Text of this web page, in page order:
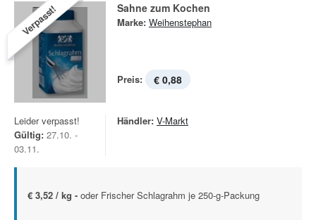
Verpasst! Sahne zum Kochen
Marke: Weihenstephan
Preis: € 0,88
Leider verpasst!
Gültig: 27.10. -
03.11.
Händler: V-Markt
€ 3,52 / kg - oder Frischer Schlagrahm je 250-g-Packung